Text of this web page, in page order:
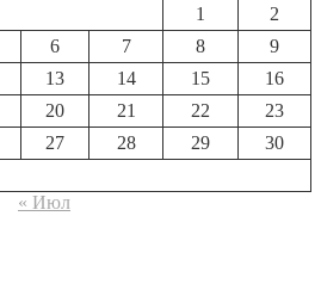
1
2
6 7 8
9
13 14 15
16
20 21 22
23
27 28 29
30
« Июл